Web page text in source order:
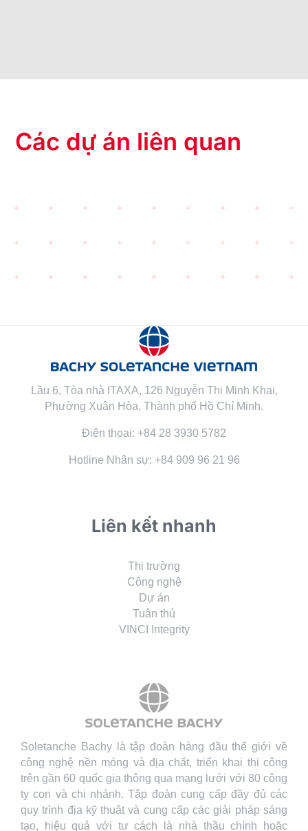
Các dự án liên quan
Lầu 6, Tòa nhà ITAXA, 126 Nguyễn Thị Minh Khai,
Phường Xuân Hòa, Thành phố Hồ Chí Minh.
Điện thoại: +84 28 3930 5782
Hotline Nhân sự: +84 909 96 21 96
Liên kết nhanh
Thị trường
Công nghệ
Dự án
Tuân thủ
VINCI Integrity
Soletanche Bachy là tập đoàn hàng đầu thế giới về
công nghệ nền móng và địa chất, triển khai thi công
trên gần 60 quốc gia thông qua mạng lưới với 80 công
ty con và chi nhánh. Tập đoàn cung cấp đầy đủ các
quy trình địa kỹ thuật và cung cấp các giải pháp sáng
tạo, hiệu quả với tư cách là nhà thầu chính hoặc